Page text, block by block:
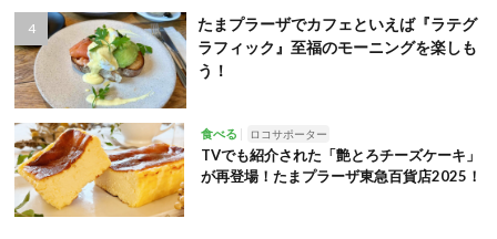
たまプラーザでカフェといえば『ラテグ
ラフィック』至福のモーニングを楽しも
う！
食べる ロコサポーター
TVでも紹介された「艶とろチーズケーキ」
が再登場！たまプラーザ東急百貨店2025！